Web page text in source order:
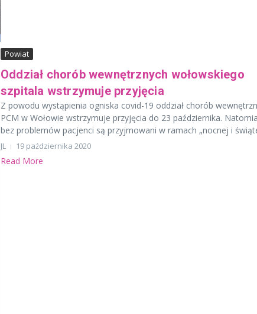
Powiat
Oddział chorób wewnętrznych wołowskiego
szpitala wstrzymuje przyjęcia
Z powodu wystąpienia ogniska covid-19 oddział chorób
PCM w Wołowie wstrzymuje przyjęcia do 23 października.
bez problemów pacjenci są przyjmowani w ramach „nocnej i
JL 19 października 2020
Read More